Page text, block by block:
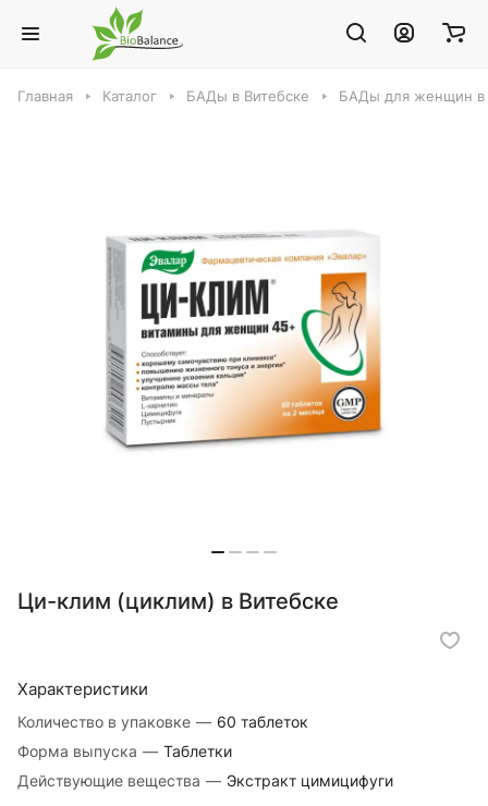
Главная Каталог БАДы в Витебске БАДы для женщин в
Ци-клим (циклим) в Витебске
Характеристики
Количество в упаковке — 60 таблеток
Форма выпуска — Таблетки
Действующие вещества — Экстракт цимицифуги